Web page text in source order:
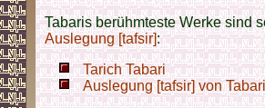
Tabaris berühmteste Werke sind
Auslegung [tafsir]:
Tarich Tabari
Auslegung [tafsir] von Tabari